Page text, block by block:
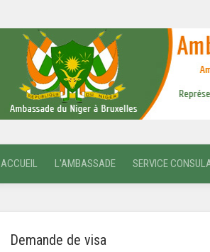
ACCUEIL L'AMBASSADE SERVICE
Demande de visa